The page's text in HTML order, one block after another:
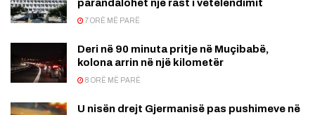
parandalohet një rast i vetëlëndimit
7 ORË MË PARË
Deri në 90 minuta pritje në Muçibabë,
kolona arrin në një kilometër
8 ORË MË PARË
U nisën drejt Gjermanisë pas pushimeve në